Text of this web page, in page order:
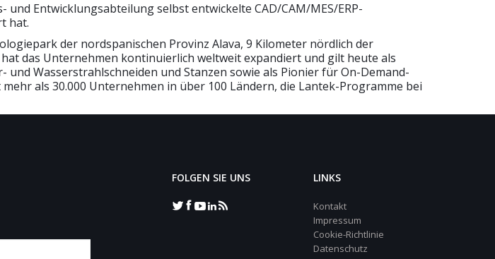
Entwicklungsabteilung selbst entwickelte CAD/CAM/MES/ERP-
hat.
der nordspanischen Provinz Alava, 9 Kilometer nördlich der
das Unternehmen kontinuierlich weltweit expandiert und gilt heute als
Wasserstrahlschneiden und Stanzen sowie als Pionier für On-Demand-
als 30.000 Unternehmen in über 100 Ländern, die Lantek-Programme bei
FOLGEN SIE UNS LINKS
Kontakt
Impressum
Cookie-Richtlinie
Datenschutz